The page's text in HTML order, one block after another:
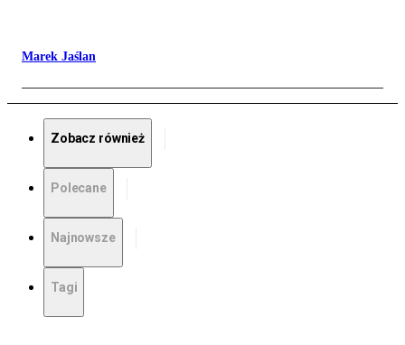
Marek Jaślan
Zobacz również
Polecane
Najnowsze
Tagi